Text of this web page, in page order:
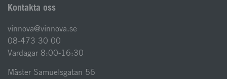
Kontakta oss
vinnova@vinnova.se
08-473 30 00
Vardagar 8:00-16:30
Mäster Samuelsgatan 56